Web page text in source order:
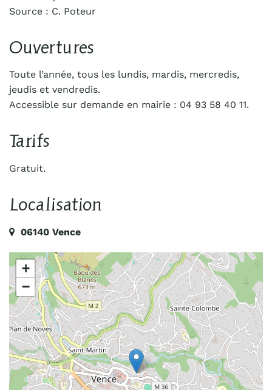
Source : C. Poteur
Ouvertures
Toute l’année, tous les lundis, mardis, mercredis,
jeudis et vendredis.
Accessible sur demande en mairie : 04 93 58 40 11.
Tarifs
Gratuit.
Localisation
06140 Vence
+
−